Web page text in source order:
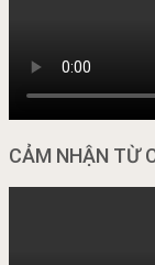
CẢM NHẬN TỪ